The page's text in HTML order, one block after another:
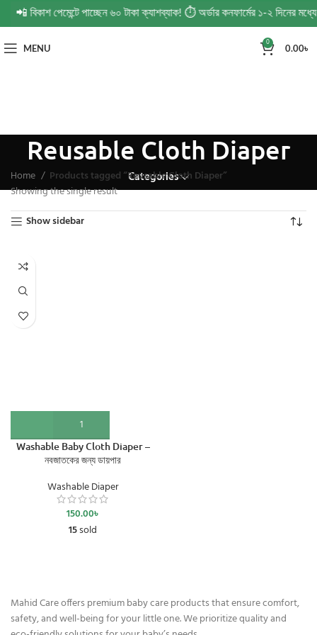
📲 বিকাশ পেমেন্টে পাচ্ছেন ৬০ টাকা ক্যাশব্যাক! ⏱️ অর্ডার কনফার্মের ১-২
MENU 0 0.00৳
Reusable Cloth Diaper
Categories
Home
Products tagged “Reusable Cloth Diaper”
Showing the single result
Show sidebar
Washable Baby Cloth Diaper –
নবজাতকের জন্য ডায়পার
Washable Diaper
150.00৳
15sold
Mahid Care offers premium baby care products that ensure comfort,
safety, and well-being for your little one. We prioritize quality and